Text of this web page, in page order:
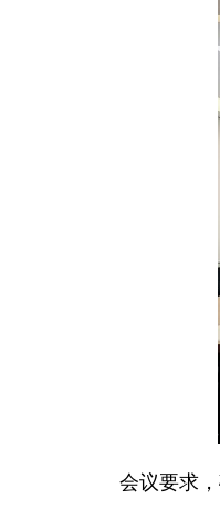
会议要求，